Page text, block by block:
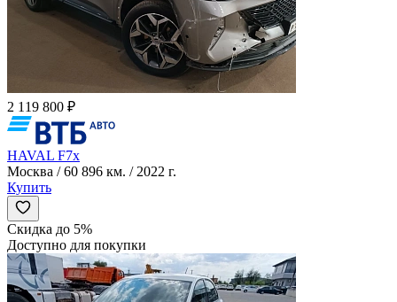
2 119 800 ₽
HAVAL F7x
Москва / 60 896 км. / 2022 г.
Купить
Скидка до 5%
Доступно для покупки